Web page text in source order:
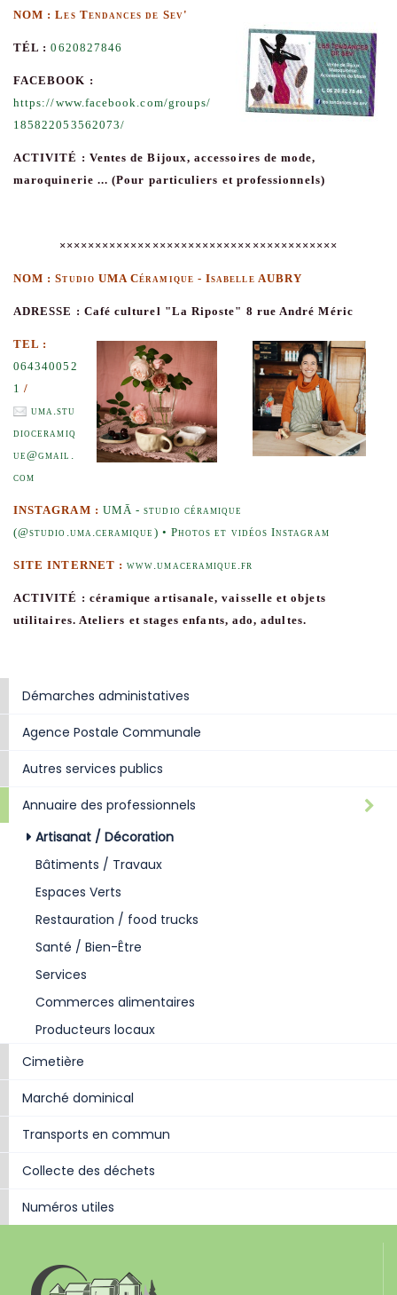
NOM : Les Tendances de Sev'
TÉL :0620827846
FACEBOOK :
https://www.facebook.com/groups/
185822053562073/
ACTIVITÉ : Ventes de Bijoux, accessoires de mode,
maroquinerie ... (Pour particuliers et professionnels)
×××××××××××××××××××××××××××××××××××××××
NOM : Studio UMA Céramique - Isabelle AUBRY
ADRESSE : Café culturel "La Riposte" 8 rue André Méric
TEL :
064340052
1 /
uma.stu
dioceramiq
ue@gmail.
com
INSTAGRAM : UMĀ - studio céramique
(@studio.uma.ceramique) • Photos et vidéos Instagram
SITE INTERNET :www.umaceramique.fr
ACTIVITÉ : céramique artisanale, vaisselle et objets
utilitaires. Ateliers et stages enfants, ado, adultes.
Démarches administatives
Agence Postale Communale
Autres services publics
Annuaire des professionnels
Artisanat / Décoration
Bâtiments / Travaux
Espaces Verts
Restauration / food trucks
Santé / Bien-Être
Services
Commerces alimentaires
Producteurs locaux
Cimetière
Marché dominical
Transports en commun
Collecte des déchets
Numéros utiles